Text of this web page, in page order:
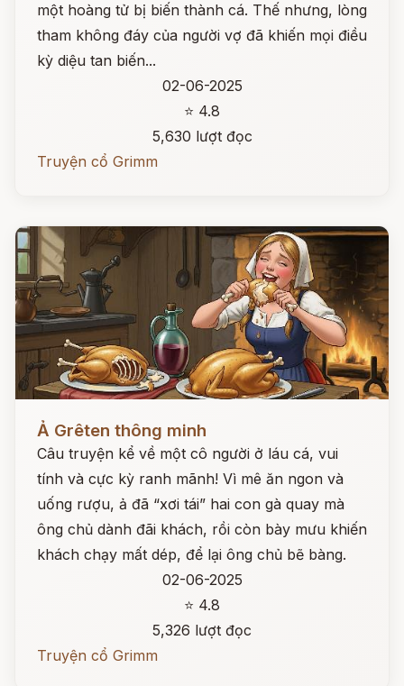
một hoàng tử bị biến thành cá. Thế nhưng, lòng
tham không đáy của người vợ đã khiến mọi điều
kỳ diệu tan biến...
02-06-2025
⭐ 4.8
5,630 lượt đọc
Truyện cổ Grimm
Đọc ngay
Ả Grêten thông minh
Câu truyện kể về một cô người ở láu cá, vui
tính và cực kỳ ranh mãnh! Vì mê ăn ngon và
uống rượu, ả đã “xơi tái” hai con gà quay mà
ông chủ dành đãi khách, rồi còn bày mưu khiến
khách chạy mất dép, để lại ông chủ bẽ bàng.
02-06-2025
⭐ 4.8
5,326 lượt đọc
Truyện cổ Grimm